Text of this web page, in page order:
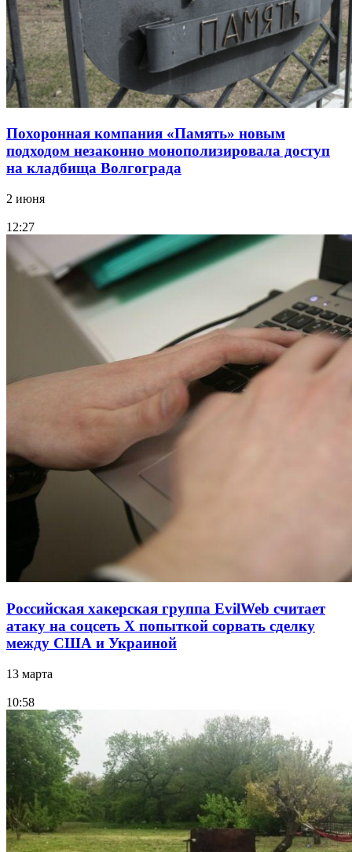
Похоронная компания «Память» новым
подходом незаконно монополизировала доступ
на кладбища Волгограда
2 июня
12:27
Российская хакерская группа EvilWeb считает
атаку на соцсеть Х попыткой сорвать сделку
между США и Украиной
13 марта
10:58